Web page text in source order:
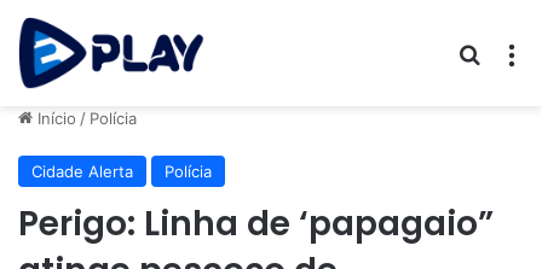
Início / Polícia
Cidade Alerta Polícia
Perigo: Linha de ‘papagaio”